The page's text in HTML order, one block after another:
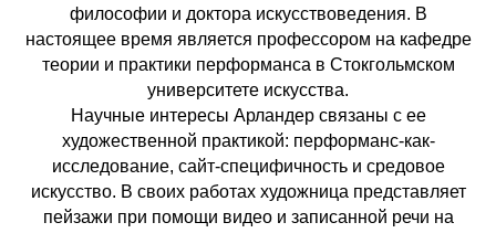
философии и доктора искусствоведения. В
настоящее время является профессором на кафедре
теории и практики перформанса в Стокгольмском
университете искусства.
Научные интересы Арландер связаны с ее
художественной практикой: перформанс-как-
исследование, сайт-специфичность и средовое
искусство. В своих работах художница представляет
пейзажи при помощи видео и записанной речи на